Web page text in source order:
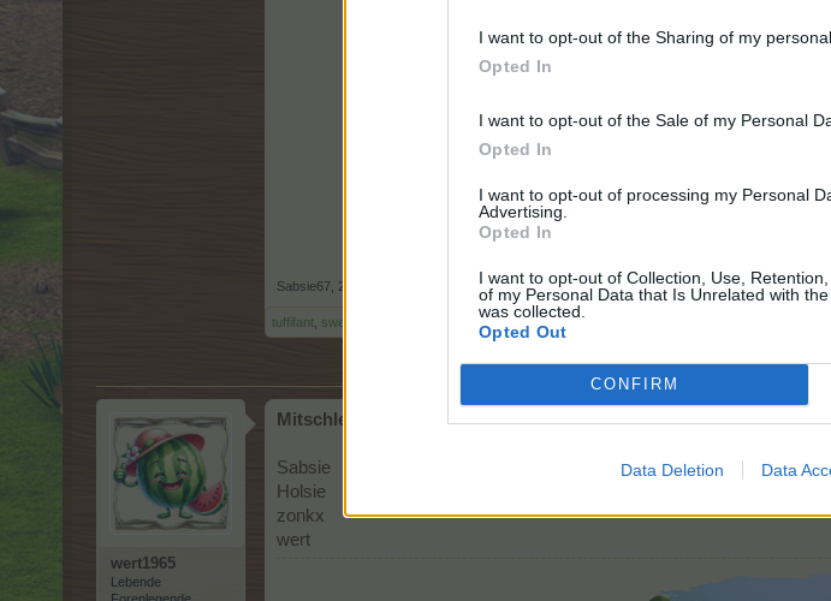
I want to opt-out of the Sharing of my personal
Opted In
I want to opt-out of the Sale of my Personal
Opted In
I want to opt-out of processing my Personal
Advertising.
Opted In
I want to opt-out of Collection, Use,
of my Personal Data that Is Unrelated with
was collected.
Opted Out
CONFIRM
Data Deletion Data
Ich organisiere das
Sabsie67 26 Oktober 2025
tuffifant sweedy79 5 anderengefällt dies.
wert1965
Lebende
Mitschlepptteilnehmerliste :
Sabsie
Holsie
zonkx
wert